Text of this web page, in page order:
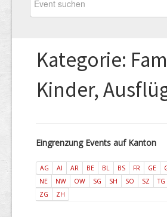
Vorteile
Medienbooster
Event erfassen
Kategorie:
Kinder,
Eingrenzung Events auf Kanton
AG AI AR BE BL BS FR GE
NE
NW OW SG SH SO SZ TG
ZG
ZH